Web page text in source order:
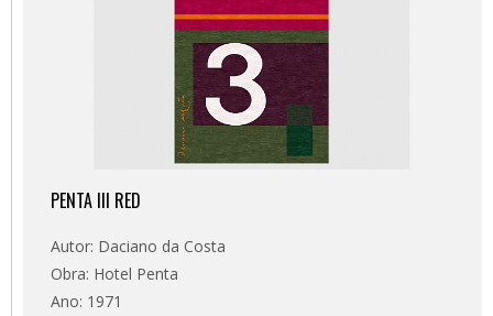
PENTA III RED
Autor: Daciano da Costa
Obra: Hotel Penta
Ano: 1971